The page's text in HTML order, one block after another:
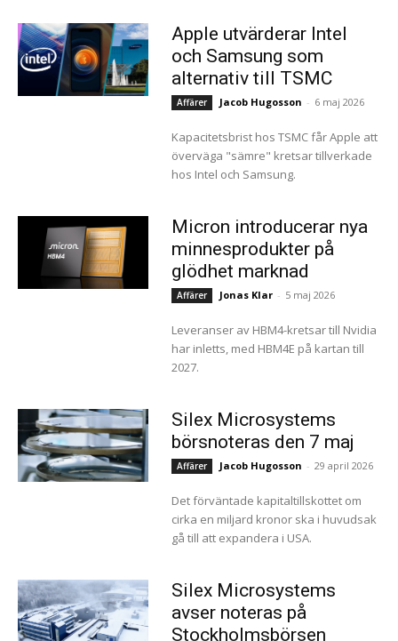
Apple utvärderar Intel
och Samsung som
alternativ till TSMC
Affärer Jacob Hugosson - 6 maj 2026
Kapacitetsbrist hos TSMC får Apple att
överväga "sämre" kretsar tillverkade
hos Intel och Samsung.
Micron introducerar nya
minnesprodukter på
glödhet marknad
Affärer Jonas Klar - 5 maj 2026
Leveranser av HBM4-kretsar till Nvidia
har inletts, med HBM4E på kartan till
2027.
Silex Microsystems
börsnoteras den 7 maj
Affärer Jacob Hugosson - 29 april 2026
Det förväntade kapitaltillskottet om
cirka en miljard kronor ska i huvudsak
gå till att expandera i USA.
Silex Microsystems
avser noteras på
Stockholmsbörsen